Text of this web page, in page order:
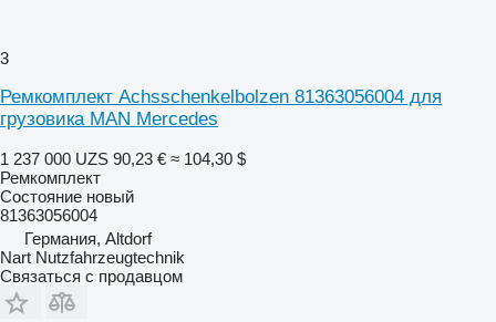
3
Ремкомплект Achsschenkelbolzen 81363056004 для
грузовика MAN Mercedes
1 237 000 UZS 90,23 € ≈ 104,30 $
Ремкомплект
Состояние новый
81363056004
Германия, Altdorf
Nart Nutzfahrzeugtechnik
Связаться с продавцом